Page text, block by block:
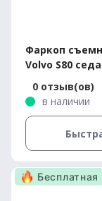
Фаркоп
Volvo S80
0 отзыв(ов)
в наличии
Бесплатная